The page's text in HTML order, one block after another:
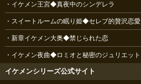
イケメン王宮◆真夜中のシンデレラ
スイートルームの眠り姫◆セレブ的贅沢恋愛
新章イケメン大奥◆禁じられた恋
イケメン夜曲◆ロミオと秘密のジュリエット
イケメンシリーズ公式サイト